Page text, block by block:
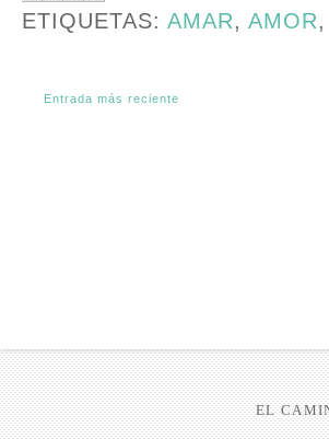
ETIQUETAS: AMAR, AMOR,
Entrada más reciente
EL